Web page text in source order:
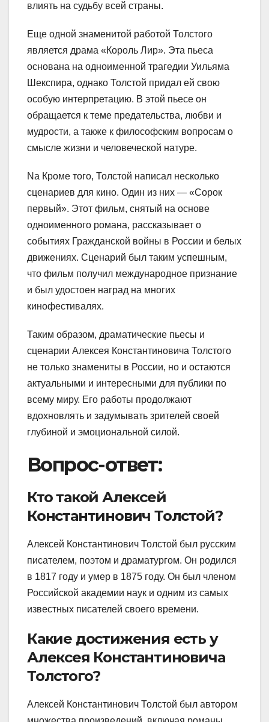
влиять на судьбу всей страны.
Еще одной знаменитой работой Толстого
является драма «Король Лир». Эта пьеса
основана на одноименной трагедии Уильяма
Шекспира, однако Толстой придал ей свою
особую интерпретацию. В этой пьесе он
обращается к теме предательства, любви и
мудрости, а также к философским вопросам о
смысле жизни и человеческой натуре.
Na Кроме того, Толстой написал несколько
сценариев для кино. Один из них — «Сорок
первый». Этот фильм, снятый на основе
одноименного романа, рассказывает о
событиях Гражданской войны в России и белых
движениях. Сценарий был таким успешным,
что фильм получил международное признание
и был удостоен наград на многих
кинофестивалях.
Таким образом, драматические пьесы и
сценарии Алексея Константиновича Толстого
не только знамениты в России, но и остаются
актуальными и интересными для публики по
всему миру. Его работы продолжают
вдохновлять и задумывать зрителей своей
глубиной и эмоциональной силой.
Вопрос-ответ:
Кто такой Алексей
Константинович Толстой?
Алексей Константинович Толстой был русским
писателем, поэтом и драматургом. Он родился
в 1817 году и умер в 1875 году. Он был членом
Российской академии наук и одним из самых
известных писателей своего времени.
Какие достижения есть у
Алексея Константиновича
Толстого?
Алексей Константинович Толстой был автором